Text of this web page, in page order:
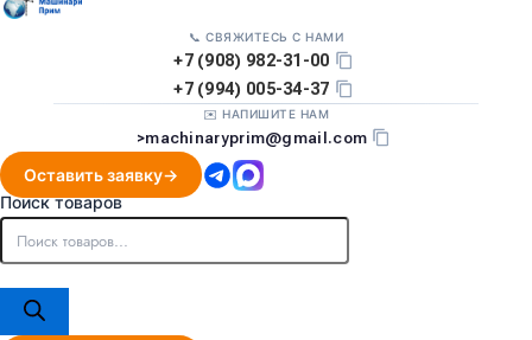
📞 СВЯЖИТЕСЬ С НАМИ
+7 (908) 982-31-00
+7 (994) 005-34-37
✉️ НАПИШИТЕ НАМ
>machinaryprim@gmail.com
Оставить заявку
Поиск товаров